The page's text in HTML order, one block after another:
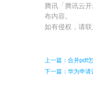
腾讯「腾讯云
布内容。
如有侵权，请
上一篇：合并pdf
下一篇：华为申